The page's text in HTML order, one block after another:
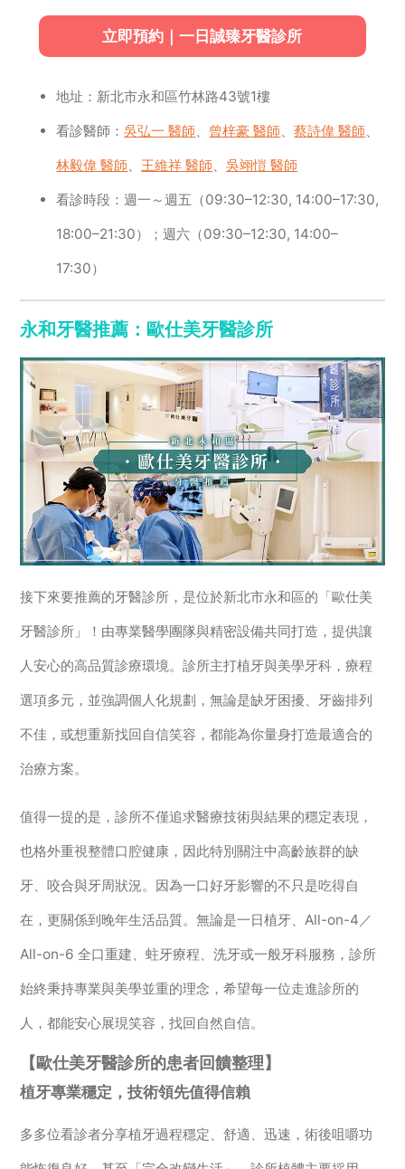
立即預約｜一日誠臻牙醫診所
地址：新北市永和區竹林路43號1樓
看診醫師：吳弘一 醫師、 曾梓豪 醫師、蔡詩偉 醫師、
林毅偉 醫師、王維祥 醫師、吳翊愷 醫師
看診時段：週一～週五（09:30–12:30, 14:00–17:30,
18:00–21:30）；週六（09:30–12:30, 14:00–
17:30）
永和牙醫推薦：歐仕美牙醫診所
接下來要推薦的牙醫診所，是位於新北市永和區的「歐仕美
牙醫診所」！由專業醫學團隊與精密設備共同打造，提供讓
人安心的高品質診療環境。診所主打植牙與美學牙科，療程
選項多元，並強調個人化規劃，無論是缺牙困擾、牙齒排列
不佳，或想重新找回自信笑容，都能為你量身打造最適合的
治療方案。
值得一提的是，診所不僅追求醫療技術與結果的穩定表現，
也格外重視整體口腔健康，因此特別關注中高齡族群的缺
牙、咬合與牙周狀況。因為一口好牙影響的不只是吃得自
在，更關係到晚年生活品質。無論是一日植牙、All-on-4／
All-on-6 全口重建、蛀牙療程、洗牙或一般牙科服務，診所
始終秉持專業與美學並重的理念，希望每一位走進診所的
人，都能安心展現笑容，找回自然自信。
【歐仕美牙醫診所的患者回饋整理】
植牙專業穩定，技術領先值得信賴
多多位看診者分享植牙過程穩定、舒適、迅速，術後咀嚼功